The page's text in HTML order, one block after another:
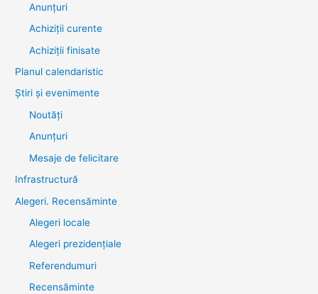
Anunțuri
Achiziții curente
Achiziții finisate
Planul calendaristic
Știri şi evenimente
Noutăţi
Anunţuri
Mesaje de felicitare
Infrastructură
Alegeri. Recensăminte
Alegeri locale
Alegeri prezidențiale
Referendumuri
Recensăminte